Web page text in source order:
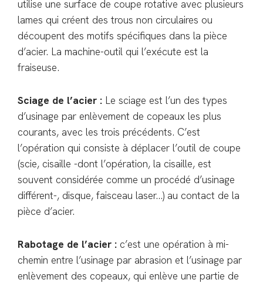
utilise une surface de coupe rotative avec plusieurs
lames qui créent des trous non circulaires ou
découpent des motifs spécifiques dans la pièce
d’acier. La machine-outil qui l’exécute est la
fraiseuse.
Sciage de l’acier : Le sciage est l’un des types
d’usinage par enlèvement de copeaux les plus
courants, avec les trois précédents. C’est
l’opération qui consiste à déplacer l’outil de coupe
(scie, cisaille -dont l’opération, la cisaille, est
souvent considérée comme un procédé d’usinage
différent-, disque, faisceau laser…) au contact de la
pièce d’acier.
Rabotage de l’acier : c’est une opération à mi-
chemin entre l’usinage par abrasion et l’usinage par
enlèvement des copeaux, qui enlève une partie de